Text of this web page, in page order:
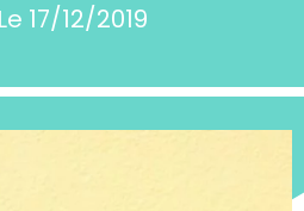
Le 17/12/2019